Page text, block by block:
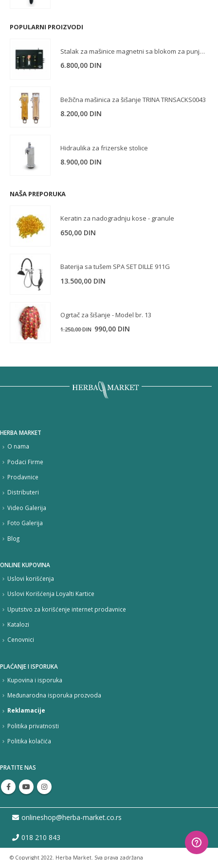
POPULARNI PROIZVODI
Stalak za mašinice magnetni sa blokom za punjenje
6.800,00 DIN
Bežična mašinica za šišanje TRINA TRNSACKS0043
8.200,00 DIN
Hidraulika za frizerske stolice
8.900,00 DIN
NAŠA PREPORUKA
Keratin za nadogradnju kose - granule
650,00 DIN
Baterija sa tušem SPA SET DILLE 911G
13.500,00 DIN
Ogrtač za šišanje - Model br. 13
1.250,00DIN 990,00 DIN
HERBA MARKET
O nama
Podaci Firme
Prodavnice
Distributeri
Video Galerija
Foto Galerija
Blog
ONLINE KUPOVINA
Uslovi korišćenja
Uslovi Korišćenja Loyalti Kartice
Uputstvo za korišćenje internet prodavnice
Katalozi
Cenovnici
PLAĆANJE I ISPORUKA
Kupovina i isporuka
Međunarodna isporuka prozvoda
Reklamacije
Politika privatnosti
Politika kolačića
PRATITE NAS
onlineshop@herba-market.co.rs
018 210 843
© Copyright 2022. Herba Market. Sva prava zadržana